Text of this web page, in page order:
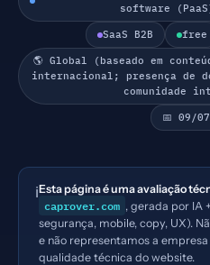
software
SaaS B2B free
🌎 Global (baseado em
internacional; presença de
comunidade
📅 09/
ℹ️Esta página é uma avaliação
caprover.com , gerada por IA
segurança, mobile, copy, UX).
e não representamos a
qualidade técnica do website.